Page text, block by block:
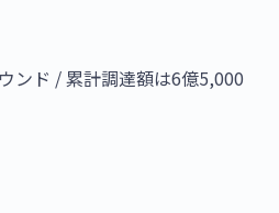
ンド / 累計調達額は6億5,000